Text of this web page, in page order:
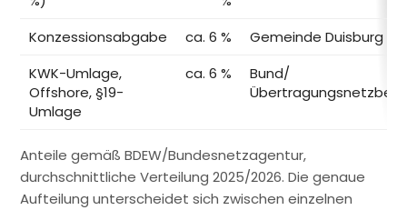
Konzessionsabgabe ca. 6 %
Gemeinde Duisburg
KWK-Umlage,
Offshore, §19-
Umlage
ca. 6 %
Bund/
Anteile gemäß BDEW/Bundesnetzagentur,
durchschnittliche Verteilung 2025/2026. Die genaue
Aufteilung unterscheidet sich zwischen einzelnen